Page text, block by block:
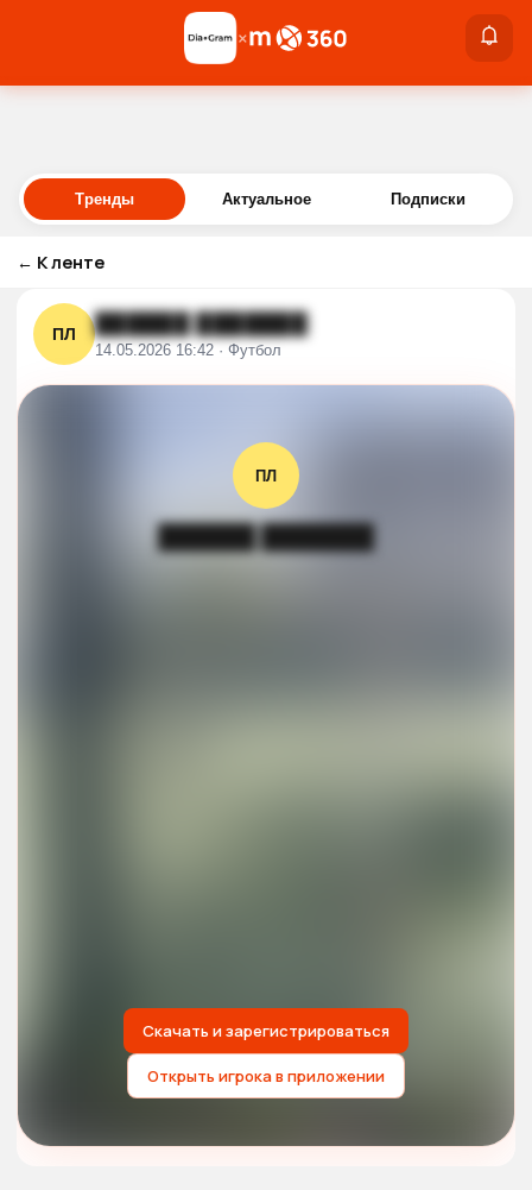
Войти
×
Тренды Актуальное Подписки
← К ленте
ПЛ ██████ ███████
14.05.2026 16:42 · Футбол
ПЛ
██████ ███████
Скачать и зарегистрироваться
Открыть игрока в приложении